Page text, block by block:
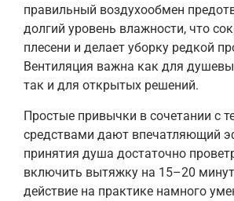
правильный воздухообмен
долгий уровень влажности, что
плесени и делает уборку редкой
Вентиляция важна как для
так и для открытых решений.
Простые привычки в сочетании с
средствами дают впечатляющий
принятия душа достаточно
включить вытяжку на 15–20
действие на практике намного